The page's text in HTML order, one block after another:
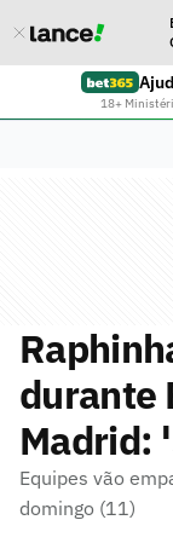
18+
durante
Madrid:
Equipes vão
domingo (11)